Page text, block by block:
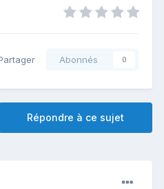
Abonnés 0
Répondre à ce sujet